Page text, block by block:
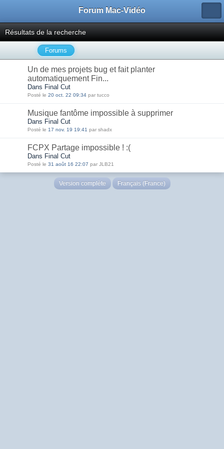
Forum Mac-Vidéo
Résultats de la recherche
Forums
Un de mes projets bug et fait planter
automatiquement Fin...
Dans Final Cut
Posté le 20 oct. 22 09:34 par tucco
Musique fantôme impossible à supprimer
Dans Final Cut
Posté le 17 nov. 19 19:41 par shadx
FCPX Partage impossible ! :(
Dans Final Cut
Posté le 31 août 16 22:07 par JLB21
Version complète Français (France)